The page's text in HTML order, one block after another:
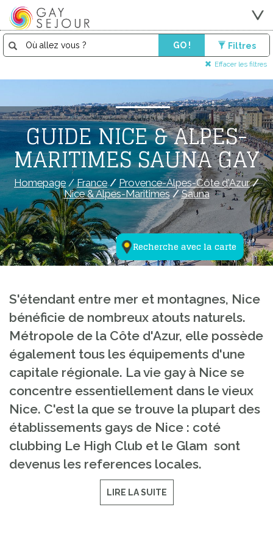
GO ! Filtres
Effacer les filtres
Recherche avec la carte
GUIDE NICE & ALPES-
MARITIMES SAUNA GAY
Homepage /France/ Provence-Alpes-Côte d'Azur/
Nice & Alpes-Maritimes/Sauna
S'étendant entre mer et montagnes, Nice
bénéficie de nombreux atouts naturels.
Métropole de la Côte d'Azur, elle possède
également tous les équipements d'une
capitale régionale. La vie gay à Nice se
concentre essentiellement dans le vieux
Nice. C'est la que se trouve la plupart des
établissements gays de Nice : coté
clubbing Le High Club et le Glam sont
devenus les references locales.
LIRE LA SUITE